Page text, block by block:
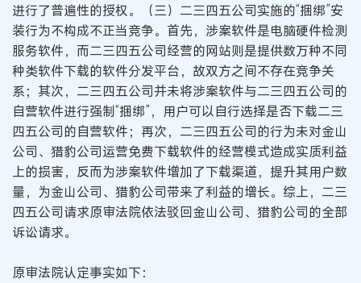
进行了普遍性的授权。（三）二三四五公司实施的“捆绑”安
装行为不构成不正当竞争。首先，涉案软件是电脑硬件检测
服务软件，而二三四五公司经营的网站则是提供数万种不同
种类软件下载的软件分发平台，故双方之间不存在竞争关
系；其次，二三四五公司并未将涉案软件与二三四五公司的
自营软件进行强制“捆绑”，用户可以自行选择是否下载二三
四五公司的自营软件；再次，二三四五公司的行为未对金山
公司、猎豹公司运营免费下载软件的经营模式造成实质利益
上的损害，反而为涉案软件增加了下载渠道，提升其用户数
量，为金山公司、猎豹公司带来了利益的增长。综上，二三
四五公司请求原审法院依法驳回金山公司、猎豹公司的全部
诉讼请求。
原审法院认定事实如下：